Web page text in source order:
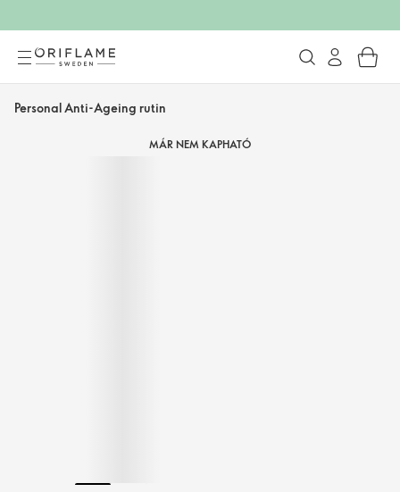
Personal Anti-Ageing rutin
MÁR NEM KAPHATÓ